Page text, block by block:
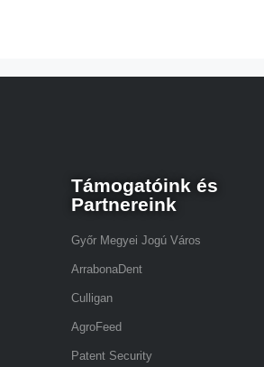
Támogatóink és
Partnereink
Győr Megyei Jogú Város
ArrabonaDent
Culligan
AgroFeed
Patent Security